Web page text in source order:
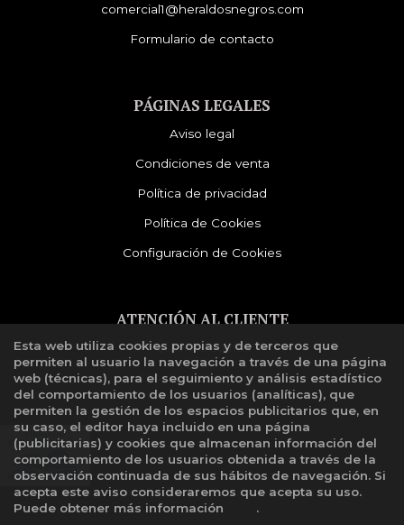
comercial1@heraldosnegros.com
Formulario de contacto
PÁGINAS LEGALES
Aviso legal
Condiciones de venta
Política de privacidad
Política de Cookies
Configuración de Cookies
ATENCIÓN AL CLIENTE
Quiénes somos
Libro de reclamaciones
Esta web utiliza cookies propias y de terceros que
permiten al usuario la navegación a través de una página
web (técnicas), para el seguimiento y análisis estadístico
del comportamiento de los usuarios (analíticas), que
permiten la gestión de los espacios publicitarios que, en
su caso, el editor haya incluido en una página
(publicitarias) y cookies que almacenan información del
comportamiento de los usuarios obtenida a través de la
observación continuada de sus hábitos de navegación. Si
acepta este aviso consideraremos que acepta su uso.
Puede obtener más información
.